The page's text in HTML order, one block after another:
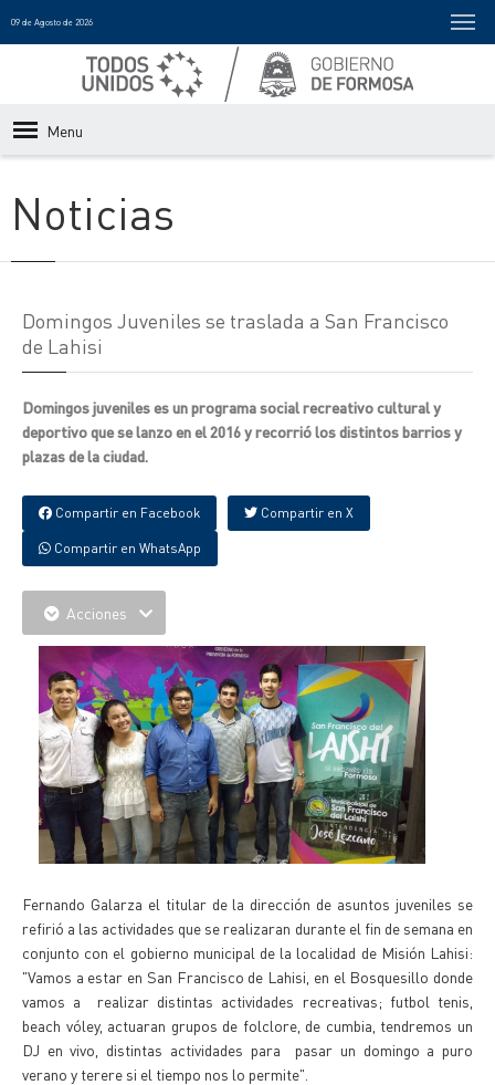
09 de Agosto de 2026
Menu
Noticias
Domingos Juveniles se traslada a San Francisco
de Lahisi
Domingos juveniles es un programa social recreativo cultural y
deportivo que se lanzo en el 2016 y recorrió los distintos barrios y
plazas de la ciudad.
Compartir en Facebook Compartir en X
Compartir en WhatsApp
Acciones
Fernando Galarza el titular de la dirección de asuntos juveniles se
refirió a las actividades que se realizaran durante el fin de semana en
conjunto con el gobierno municipal de la localidad de Misión Lahisi:
"Vamos a estar en San Francisco de Lahisi, en el Bosquesillo donde
vamos a realizar distintas actividades recreativas; futbol tenis,
beach vóley, actuaran grupos de folclore, de cumbia, tendremos un
DJ en vivo, distintas actividades para pasar un domingo a puro
verano y terere si el tiempo nos lo permite".